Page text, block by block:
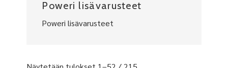
Poweri lisävarusteet
Poweri lisävarusteet